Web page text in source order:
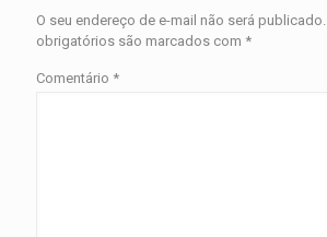
O seu endereço de e-mail não será publicado.
obrigatórios são marcados com *
Comentário *